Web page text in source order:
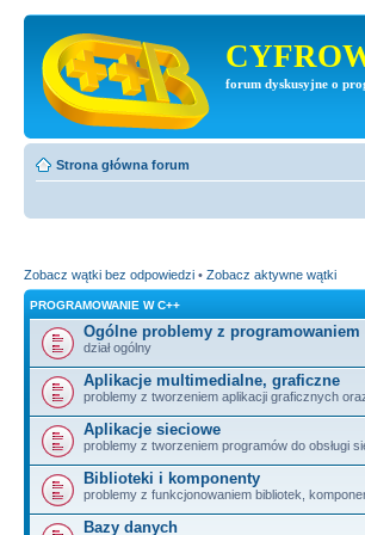
forum dyskusyjne o
Strona główna forum
Zobacz wątki bez odpowiedzi • Zobacz aktywne wątki
PROGRAMOWANIE W C++
Ogólne problemy z programowaniem
dział ogólny
Aplikacje multimedialne, graficzne
problemy z tworzeniem aplikacji graficznych
Aplikacje sieciowe
problemy z tworzeniem programów do obsługi
Biblioteki i komponenty
problemy z funkcjonowaniem bibliotek,
Bazy danych